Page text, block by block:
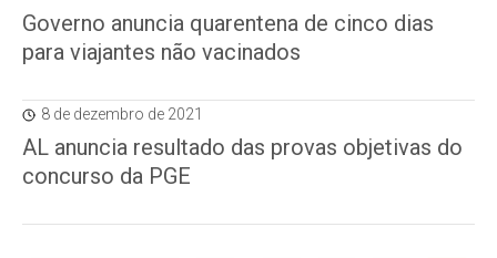
Governo anuncia quarentena de cinco dias
para viajantes não vacinados
8 de dezembro de 2021
AL anuncia resultado das provas objetivas do
concurso da PGE